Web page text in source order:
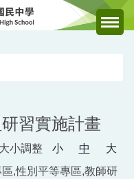
習實施計畫
小調整 小 中
大
,性別平等專區,教師研